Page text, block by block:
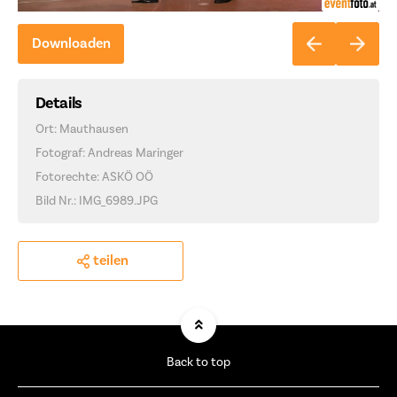
Downloaden
Details
Ort: Mauthausen
Fotograf: Andreas Maringer
Fotorechte: ASKÖ OÖ
Bild Nr.: IMG_6989.JPG
teilen
Back to top